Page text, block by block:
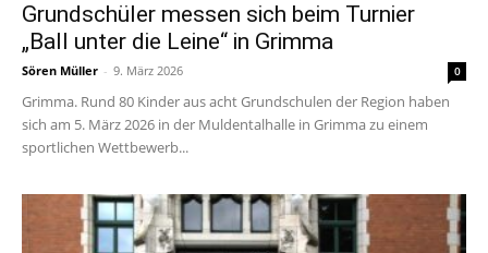
Grundschüler messen sich beim Turnier
„Ball unter die Leine“ in Grimma
Sören Müller - 9. März 2026 0
Grimma. Rund 80 Kinder aus acht Grundschulen der Region haben
sich am 5. März 2026 in der Muldentalhalle in Grimma zu einem
sportlichen Wettbewerb...